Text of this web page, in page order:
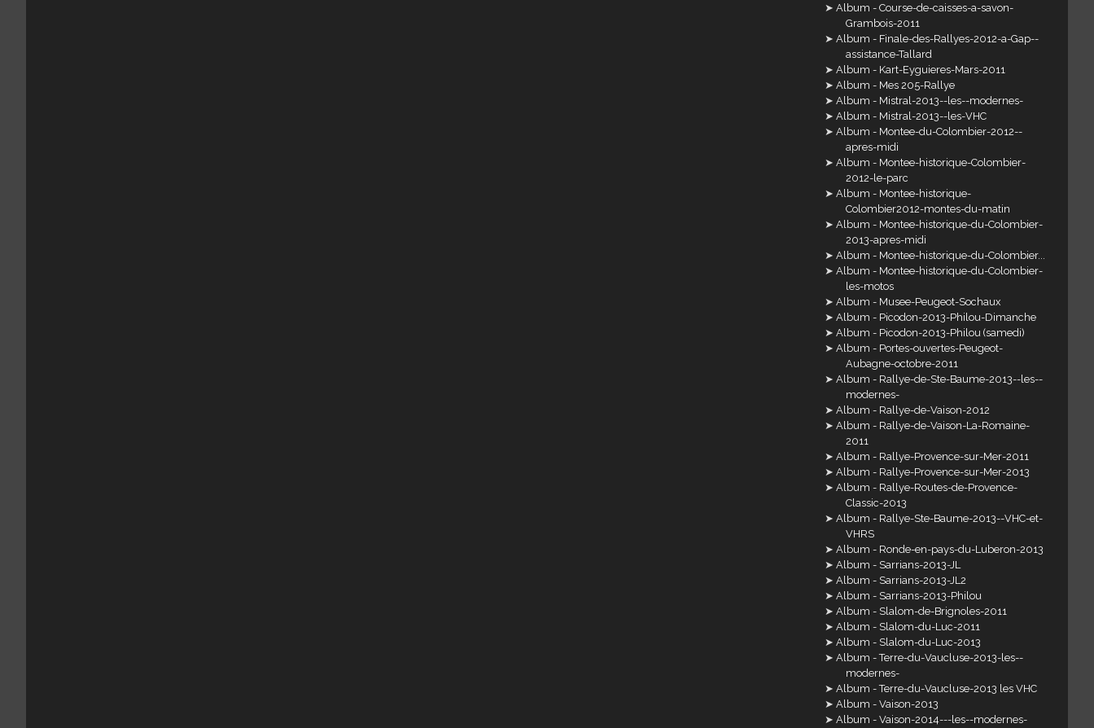
Album - Course-de-caisses-a-savon-
Grambois-2011
Album - Finale-des-Rallyes-2012-a-Gap--
assistance-Tallard
Album - Kart-Eyguieres-Mars-2011
Album - Mes 205-Rallye
Album - Mistral-2013--les--modernes-
Album - Mistral-2013--les-VHC
Album - Montee-du-Colombier-2012--
apres-midi
Album - Montee-historique-Colombier-
2012-le-parc
Album - Montee-historique-
Colombier2012-montes-du-matin
Album - Montee-historique-du-Colombier-
2013-apres-midi
Album - Montee-historique-du-Colombier...
Album - Montee-historique-du-Colombier-
les-motos
Album - Musee-Peugeot-Sochaux
Album - Picodon-2013-Philou-Dimanche
Album - Picodon-2013-Philou (samedi)
Album - Portes-ouvertes-Peugeot-
Aubagne-octobre-2011
Album - Rallye-de-Ste-Baume-2013--les--
modernes-
Album - Rallye-de-Vaison-2012
Album - Rallye-de-Vaison-La-Romaine-
2011
Album - Rallye-Provence-sur-Mer-2011
Album - Rallye-Provence-sur-Mer-2013
Album - Rallye-Routes-de-Provence-
Classic-2013
Album - Rallye-Ste-Baume-2013--VHC-et-
VHRS
Album - Ronde-en-pays-du-Luberon-2013
Album - Sarrians-2013-JL
Album - Sarrians-2013-JL2
Album - Sarrians-2013-Philou
Album - Slalom-de-Brignoles-2011
Album - Slalom-du-Luc-2011
Album - Slalom-du-Luc-2013
Album - Terre-du-Vaucluse-2013-les--
modernes-
Album - Terre-du-Vaucluse-2013 les VHC
Album - Vaison-2013
Album - Vaison-2014---les--modernes-